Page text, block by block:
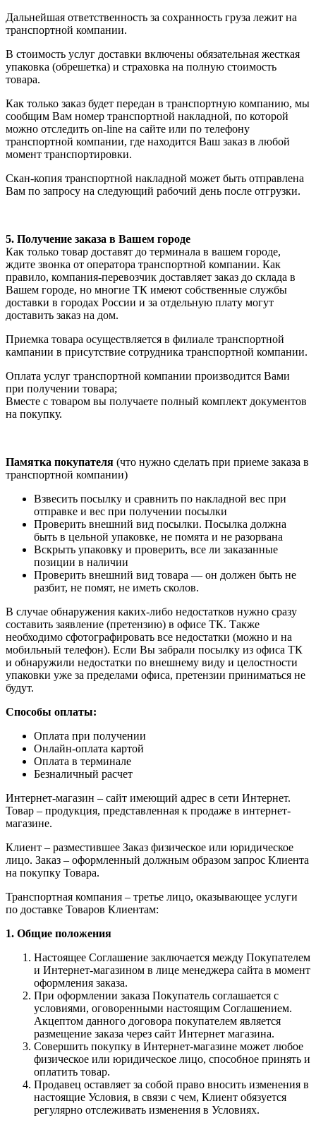
Дальнейшая ответственность за сохранность груза лежит на
транспортной компании.
В стоимость услуг доставки включены обязательная жесткая
упаковка (обрешетка) и страховка на полную стоимость
товара.
Как только заказ будет передан в транспортную компанию, мы
сообщим Вам номер транспортной накладной, по которой
можно отследить on-line на сайте или по телефону
транспортной компании, где находится Ваш заказ в любой
момент транспортировки.
Скан-копия транспортной накладной может быть отправлена
Вам по запросу на следующий рабочий день после отгрузки.
5. Получение заказа в Вашем городе
Как только товар доставят до терминала в вашем городе,
ждите звонка от оператора транспортной компании. Как
правило, компания-перевозчик доставляет заказ до склада в
Вашем городе, но многие ТК имеют собственные службы
доставки в городах России и за отдельную плату могут
доставить заказ на дом.
Приемка товара осуществляется в филиале транспортной
кампании в присутствие сотрудника транспортной компании.
Оплата услуг транспортной компании производится Вами
при получении товара;
Вместе с товаром вы получаете полный комплект документов
на покупку.
Памятка покупателя (что нужно сделать при приеме заказа в
транспортной компании)
Взвесить посылку и сравнить по накладной вес при
отправке и вес при получении посылки
Проверить внешний вид посылки. Посылка должна
быть в цельной упаковке, не помята и не разорвана
Вскрыть упаковку и проверить, все ли заказанные
позиции в наличии
Проверить внешний вид товара — он должен быть не
разбит, не помят, не иметь сколов.
В случае обнаружения каких-либо недостатков нужно сразу
составить заявление (претензию) в офисе ТК. Также
необходимо сфотографировать все недостатки (можно и на
мобильный телефон). Если Вы забрали посылку из офиса ТК
и обнаружили недостатки по внешнему виду и целостности
упаковки уже за пределами офиса, претензии приниматься не
будут.
Способы оплаты:
Оплата при получении
Онлайн-оплата картой
Оплата в терминале
Безналичный расчет
Интернет-магазин – сайт имеющий адрес в сети Интернет.
Товар – продукция, представленная к продаже в интернет-
магазине.
Клиент – разместившее Заказ физическое или юридическое
лицо. Заказ – оформленный должным образом запрос Клиента
на покупку Товара.
Транспортная компания – третье лицо, оказывающее услуги
по доставке Товаров Клиентам:
1. Общие положения
Настоящее Соглашение заключается между Покупателем
и Интернет-магазином в лице менеджера сайта в момент
оформления заказа.
При оформлении заказа Покупатель соглашается с
условиями, оговоренными настоящим Соглашением.
Акцептом данного договора покупателем является
размещение заказа через сайт Интернет магазина.
Совершить покупку в Интернет-магазине может любое
физическое или юридическое лицо, способное принять и
оплатить товар.
Продавец оставляет за собой право вносить изменения в
настоящие Условия, в связи с чем, Клиент обязуется
регулярно отслеживать изменения в Условиях.